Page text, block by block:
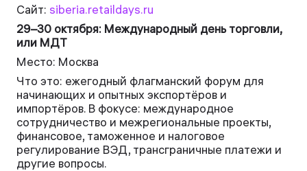
Сайт: siberia.retaildays.ru
29–30 октября: Международный день торговли,
или МДТ
Место: Москва
Что это: ежегодный флагманский форум для
начинающих и опытных экспортёров и
импортёров. В фокусе: международное
сотрудничество и межрегиональные проекты,
финансовое, таможенное и налоговое
регулирование ВЭД, трансграничные платежи и
другие вопросы.